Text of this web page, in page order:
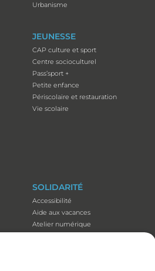
Urbanisme
JEUNESSE
CAP culture et sport
Centre socioculturel
Pass’sport +
Petite enfance
Périscolaire et restauration
Vie scolaire
SOLIDARITÉ
Accessibilité
Aide aux vacances
Atelier numérique